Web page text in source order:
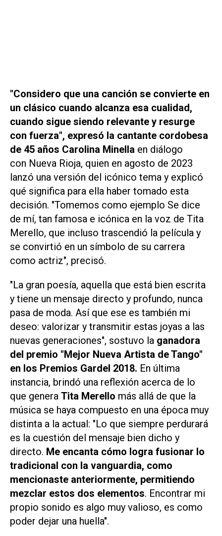
"Considero que una canción se convierte en
un clásico cuando alcanza esa cualidad,
cuando sigue siendo relevante y resurge
con fuerza", expresó la cantante cordobesa
de 45 años Carolina Minella en diálogo
con Nueva Rioja, quien en agosto de 2023
lanzó una versión del icónico tema y explicó
qué significa para ella haber tomado esta
decisión. "Tomemos como ejemplo Se dice
de mí, tan famosa e icónica en la voz de Tita
Merello, que incluso trascendió la película y
se convirtió en un símbolo de su carrera
como actriz", precisó.
"La gran poesía, aquella que está bien escrita
y tiene un mensaje directo y profundo, nunca
pasa de moda. Así que ese es también mi
deseo: valorizar y transmitir estas joyas a las
nuevas generaciones", sostuvo la ganadora
del premio "Mejor Nueva Artista de Tango"
en los Premios Gardel 2018. En última
instancia, brindó una reflexión acerca de lo
que genera Tita Merello más allá de que la
música se haya compuesto en una época muy
distinta a la actual: "Lo que siempre perdurará
es la cuestión del mensaje bien dicho y
directo. Me encanta cómo logra fusionar lo
tradicional con la vanguardia, como
mencionaste anteriormente, permitiendo
mezclar estos dos elementos. Encontrar mi
propio sonido es algo muy valioso, es como
poder dejar una huella".